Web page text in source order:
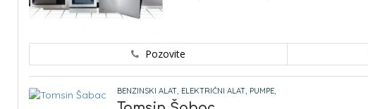
Pozovite
BENZINSKI ALAT, ELEKTRIČNI ALAT, PUMPE,